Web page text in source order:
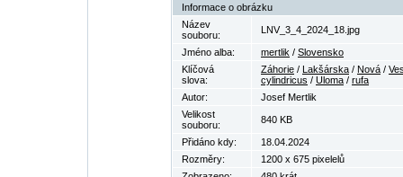
Informace o obrázku
Název
souboru:
LNV_3_4_2024_18.jpg
Jméno alba: mertlik / Slovensko
Klíčová
slova:
Záhorie / Lakšárska / Nová /
cylindricus / Uloma / rufa
Autor:
Josef Mertlik
Velikost
souboru:
840 KB
Přidáno kdy:
18.04.2024
Rozměry:
1200 x 675 pixelelů